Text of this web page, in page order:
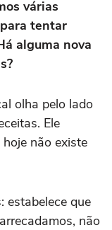
várias
tentar
alguma nova
olha pelo lado
Ele
não existe
estabelece que
não